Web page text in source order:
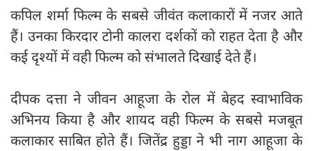
कपिल शर्मा फिल्म के सबसे जीवंत कलाकारों में नजर आते
हैं। उनका किरदार टोनी कालरा दर्शकों को राहत देता है और
कई दृश्यों में वही फिल्म को संभालते दिखाई देते हैं।
दीपक दत्ता ने जीवन आहूजा के रोल में बेहद स्वाभाविक
अभिनय किया है और शायद वही फिल्म के सबसे मजबूत
कलाकार साबित होते हैं। जितेंद्र हुड्डा ने भी नाग आहूजा के